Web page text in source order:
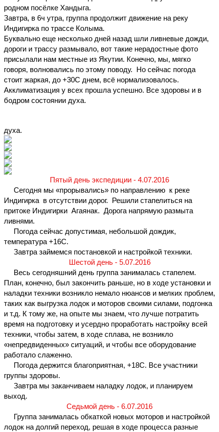
родном посёлке Хандыга.
Завтра, в 6ч утра, группа продолжит движение на реку
Индигирка по трассе Колыма.
Буквально еще несколько дней назад шли ливневые дожди,
дороги и трассу размывало, вот такие нерадостные фото
присылали нам местные из Якутии. Конечно, мы, мягко
говоря, волновались по этому поводу.  Но сейчас погода
стоит жаркая, до +30С днем, всё нормализовалось.
Акклиматизация у всех прошла успешно. Все здоровы и в
бодром состоянии духа.
духа.
Пятый день экспедиции - 4.07.2016
Индигирка  в отсутствии дорог.  Решили стапелиться на
притоке Индигирки  Агаянак.  Дорога напрямую размыта
ливнями.
температура +16С.
Завтра займемся постановкой и настройкой техники.
Шестой день - 5.07.2016
План, конечно, был закончить раньше, но в ходе установки и
наладки техники возникло немало нюансов и мелких проблем,
таких как выгрузка лодок и моторов своими силами, подгонка
и т.д. К тому же, на опыте мы знаем, что лучше потратить
время на подготовку и усердно проработать настройку всей
техники, чтобы затем, в ходе сплава, не возникло
«непредвиденных» ситуаций, и чтобы все оборудование
работало слаженно.
группы здоровы.
выход.
Седьмой день - 6.07.2016
лодок на долгий переход, решая в ходе процесса разные